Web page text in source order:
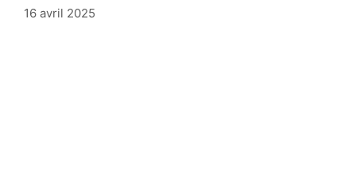
16 avril 2025